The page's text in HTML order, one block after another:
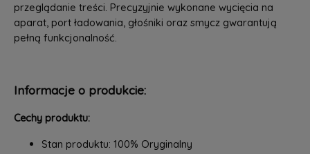
przeglądanie treści. Precyzyjnie wykonane wycięcia na
aparat, port ładowania, głośniki oraz smycz gwarantują
pełną funkcjonalność.
Informacje o produkcie:
Cechy produktu:
Stan produktu: 100% Oryginalny